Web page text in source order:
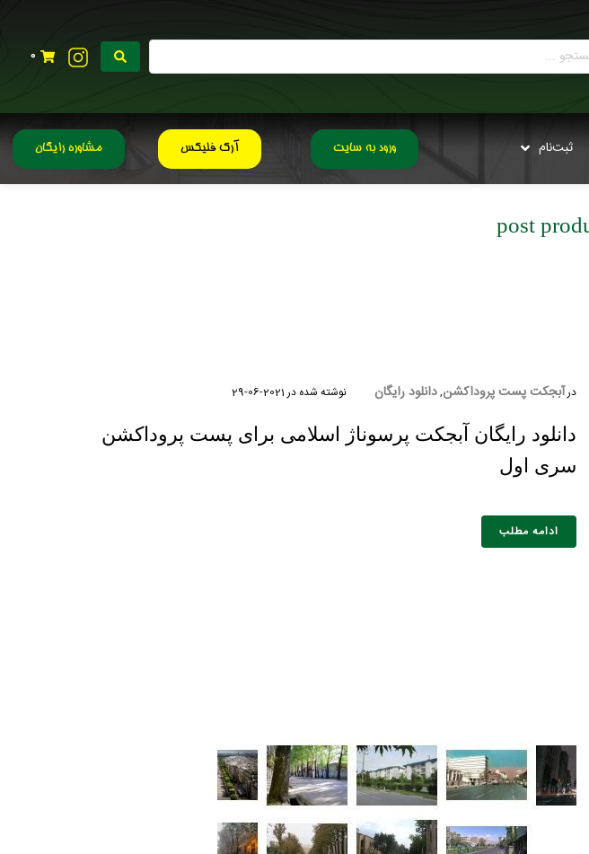
0
ثبت‌نام ورود به سایت آرک فلیکس مشاوره رایگان
post
درآبجکت پست پروداکشن,دانلود رایگان نوشته شده در2021-06-29
دانلود رایگان آبجکت پرسوناژ اسلامی برای پست پروداکشن
سری اول
ادامه مطلب